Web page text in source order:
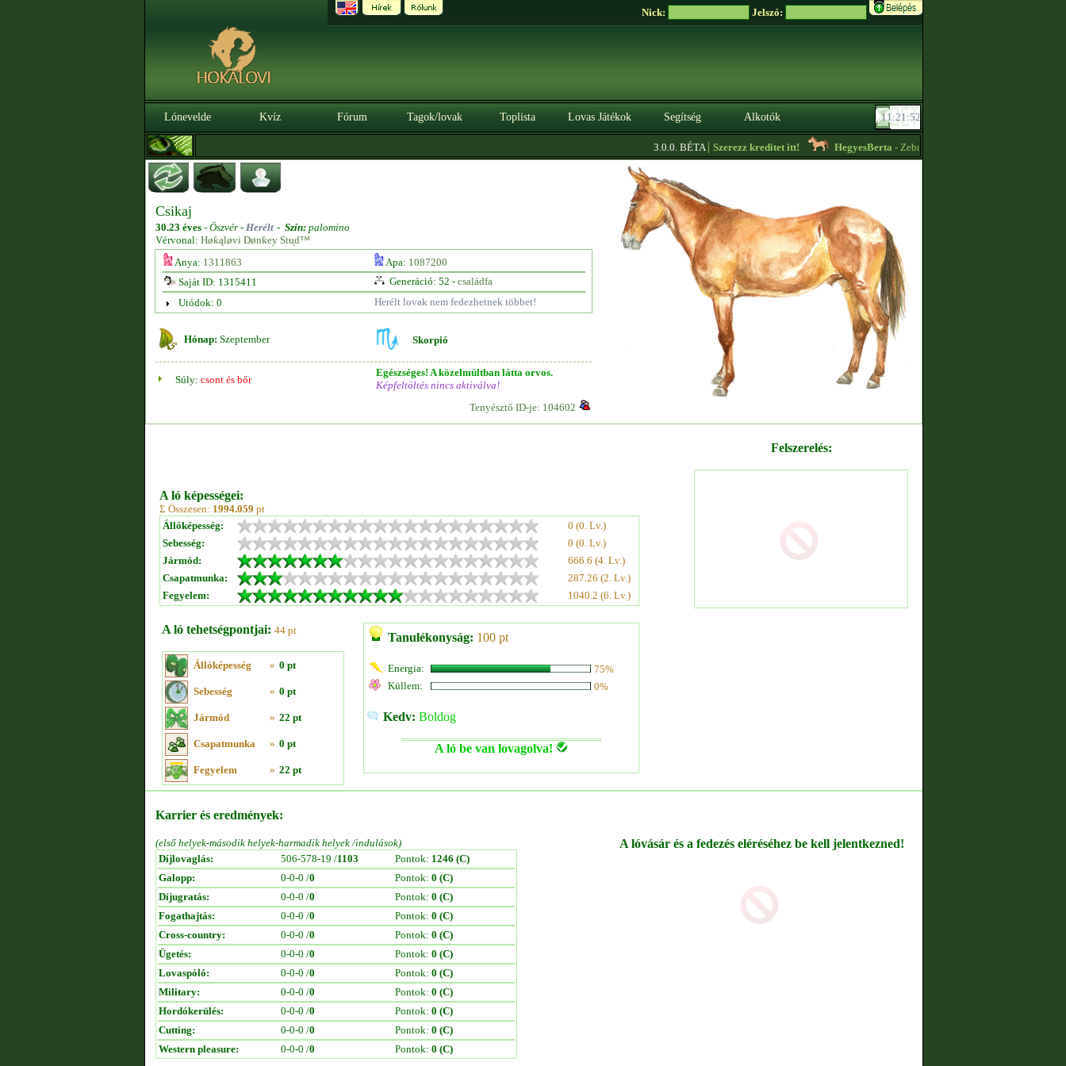
Nick: Jelszó:
Lónevelde Kvíz Fórum Tagok/lovak Toplista Lovas Játékok Segítség Alkotók
3.0.0. BÉTA|Szerezz kreditet itt! HegyesBerta- Zebrákat lehet nálam szerezni
Csikaj
30.23 éves - Öszvér - Herélt - Szín: palomino
Vérvonal: Høƙąløvi Dønƙey Stᶙd™
Anya: 1311863 Apa: 1087200
Saját ID: 1315411
Generáció: 52 - családfa
Utódok: 0
Herélt lovak nem fedezhetnek többet!
Hónap: Szeptember Skorpió
Súly: csont és bőr
Egészséges! A közelmúltban látta orvos.
Képfeltöltés nincs aktiválva!
Tenyésztő ID-je: 104602
A ló képességei:
Σ Összesen: 1994.059 pt
Állóképesség:
0 (0. Lv.)
Sebesség:
0 (0. Lv.)
Jármód:
666.6 (4. Lv.)
Csapatmunka:
287.26 (2. Lv.)
Fegyelem:
1040.2 (6. Lv.)
A ló tehetségpontjai: 44 pt
Állóképesség » 0 pt
Sebesség » 0 pt
Jármód » 22 pt
Csapatmunka » 0 pt
Fegyelem » 22 pt
Tanulékonyság: 100 pt
Energia:
75%
Küllem:
0%
Kedv: Boldog
A ló be van lovagolva!
Felszerelés:
Karrier és eredmények:
(első helyek-második helyek-harmadik helyek /indulások)
Díjlovaglás:
506-578-19 /1103 Pontok: 1246 (C)
Galopp:
0-0-0 /0 Pontok: 0 (C)
Díjugratás:
0-0-0 /0 Pontok: 0 (C)
Fogathajtás:
0-0-0 /0 Pontok: 0 (C)
Cross-country:
0-0-0 /0 Pontok: 0 (C)
Ügetés:
0-0-0 /0 Pontok: 0 (C)
Lovaspóló:
0-0-0 /0 Pontok: 0 (C)
Military:
0-0-0 /0 Pontok: 0 (C)
Hordókerülés:
0-0-0 /0 Pontok: 0 (C)
Cutting:
0-0-0 /0 Pontok: 0 (C)
Western pleasure:
0-0-0 /0 Pontok: 0 (C)
A lóvásár és a fedezés eléréséhez be kell jelentkezned!